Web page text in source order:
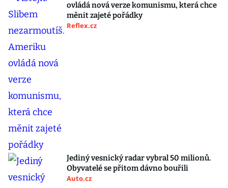
ovládá nová verze komunismu, která chce
měnit zajeté pořádky
Reflex.cz
Jediný vesnický radar vybral 50 milionů.
Obyvatelé se přitom dávno bouřili
Auto.cz